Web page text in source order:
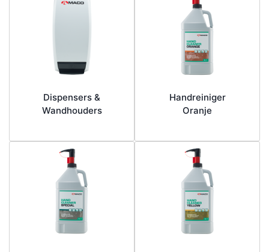
Dispensers &
Wandhouders
Handreiniger
Oranje